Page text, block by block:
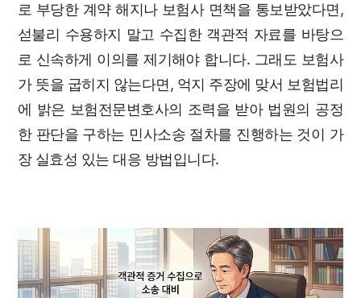
로 부당한 계약 해지나 보험사 면책을 통보받았다면,
섣불리 수용하지 말고 수집한 객관적 자료를 바탕으
로 신속하게 이의를 제기해야 합니다. 그래도 보험사
가 뜻을 굽히지 않는다면, 억지 주장에 맞서 보험법리
에 밝은 보험전문변호사의 조력을 받아 법원의 공정
한 판단을 구하는 민사소송 절차를 진행하는 것이 가
장 실효성 있는 대응 방법입니다.